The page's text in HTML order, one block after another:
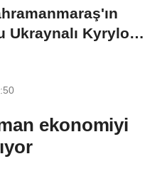
Ukraynalı Kyrylo
ekonomiyi